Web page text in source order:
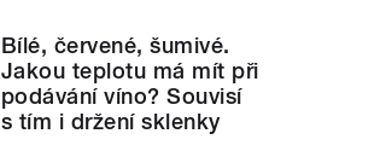
Bílé, červené, šumivé.
Jakou teplotu má mít při
podávání víno? Souvisí
s tím i držení sklenky